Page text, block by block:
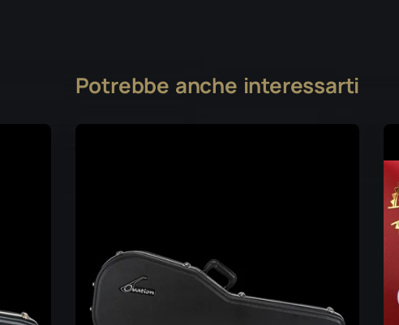
Potrebbe anche interessarti